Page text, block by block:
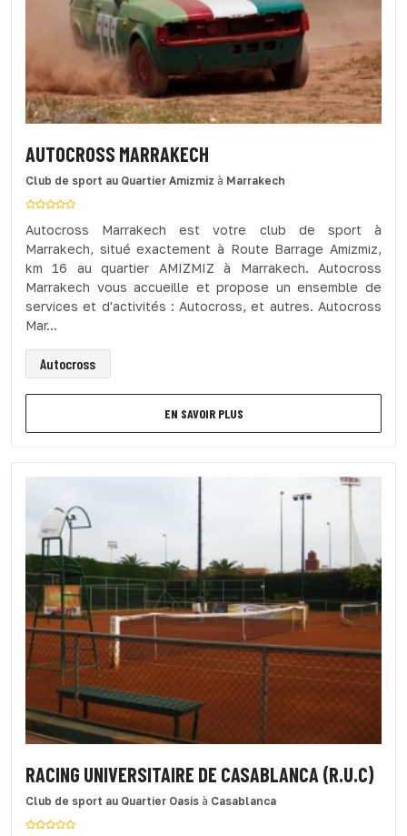
AUTOCROSS MARRAKECH
Club de sport au Quartier Amizmiz à Marrakech
Autocross Marrakech est votre club de sport à
Marrakech, situé exactement à Route Barrage Amizmiz,
km 16 au quartier AMIZMIZ à Marrakech. Autocross
Marrakech vous accueille et propose un ensemble de
services et d'activités : Autocross, et autres. Autocross
Mar...
Autocross
EN SAVOIR PLUS
RACING UNIVERSITAIRE DE CASABLANCA (R.U.C)
Club de sport au Quartier Oasis à Casablanca